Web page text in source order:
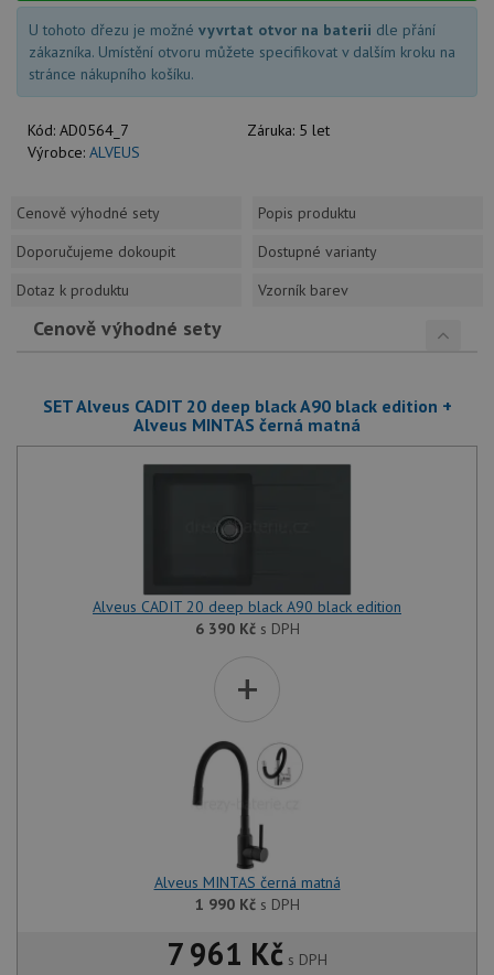
U tohoto dřezu je možné vyvrtat otvor na baterii dle přání
zákazníka. Umístění otvoru můžete specifikovat v dalším kroku na
stránce nákupního košíku.
Kód: AD0564_7 Záruka: 5 let
Výrobce: ALVEUS
Cenově výhodné sety
Popis produktu
Doporučujeme dokoupit
Dostupné varianty
Dotaz k produktu
Vzorník barev
Cenově výhodné sety
SET Alveus CADIT 20 deep black A90 black edition +
Alveus MINTAS černá matná
Alveus CADIT 20 deep black A90 black edition
6 390 Kčs DPH
+
Alveus MINTAS černá matná
1 990 Kčs DPH
7 961 Kč s DPH